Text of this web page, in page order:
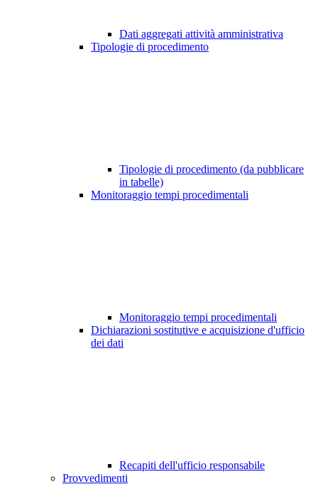
Dati aggregati attività amministrativa
Tipologie di procedimento
Tipologie di procedimento (da pubblicare
in tabelle)
Monitoraggio tempi procedimentali
Monitoraggio tempi procedimentali
Dichiarazioni sostitutive e acquisizione d'ufficio
dei dati
Recapiti dell'ufficio responsabile
Provvedimenti